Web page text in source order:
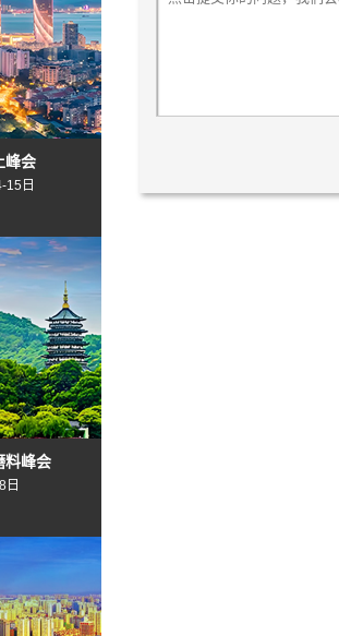
峰会
15日
料峰会
日